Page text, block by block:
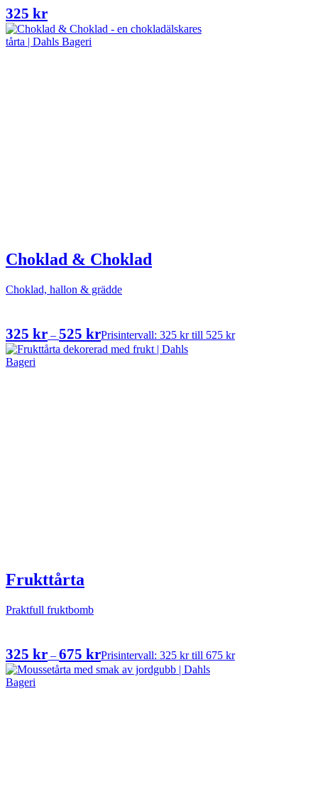
325 kr
Choklad & Choklad
Choklad, hallon & grädde
325 kr – 525 krPrisintervall: 325 kr till 525 kr
Frukttårta
Praktfull fruktbomb
325 kr – 675 krPrisintervall: 325 kr till 675 kr